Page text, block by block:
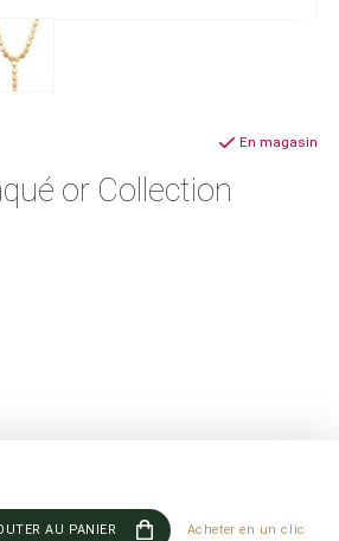
or Collection
En magasin
AU PANIER Acheter en un clic